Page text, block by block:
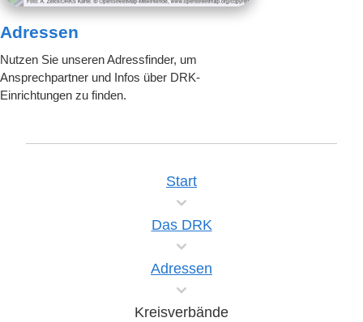
Adressen
Nutzen Sie unseren Adressfinder, um
Ansprechpartner und Infos über DRK-
Einrichtungen zu finden.
Start
Das DRK
Adressen
Kreisverbände